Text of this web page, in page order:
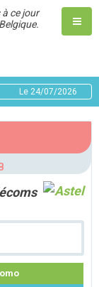
ce jour
Le 24/07/2026